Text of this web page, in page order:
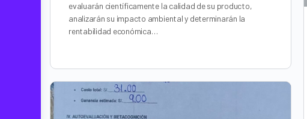
evaluarán científicamente la calidad de su producto,
analizarán su impacto ambiental y determinarán la
rentabilidad económica…